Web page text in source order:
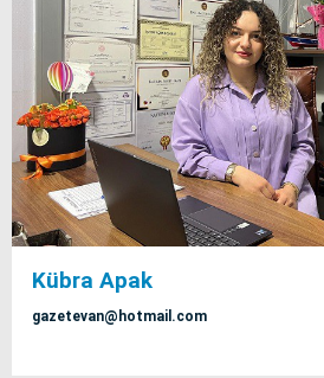
Kübra Apak
gazetevan@hotmail.com